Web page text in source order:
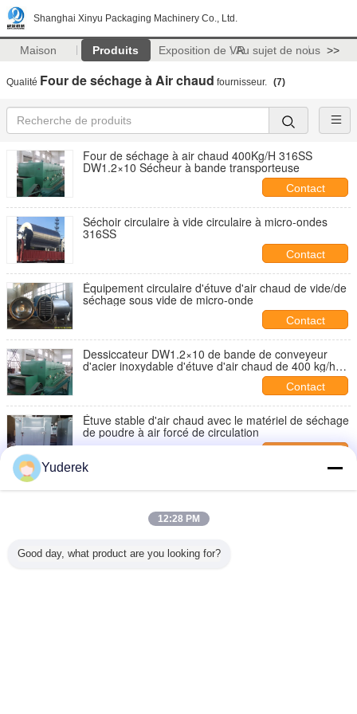
Shanghai Xinyu Packaging Machinery Co., Ltd.
Maison Produits Exposition de VRAu sujet de nous >>
Qualité Four de séchage à Air chaud fournisseur. (7)
Four de séchage à air chaud 400Kg/H 316SS
DW1.2×10 Sécheur à bande transporteuse
Contact
Séchoir circulaire à vide circulaire à micro-ondes
316SS
Contact
Équipement circulaire d'étuve d'air chaud de vide/de
séchage sous vide de micro-onde
Contact
Dessiccateur DW1.2×10 de bande de conveyeur
d'acier inoxydable d'étuve d'air chaud de 400 kg/h
Contact
Étuve stable d'air chaud avec le matériel de séchage
de poudre à air forcé de circulation
Installation facile économiseuse d'énergie à chaleur
Efficacité thermique élevée d'air chaud d'étuve de
fruit de machine industrielle de déshydratation
Yuderek
12:28 PM
Good day, what product are you looking for?